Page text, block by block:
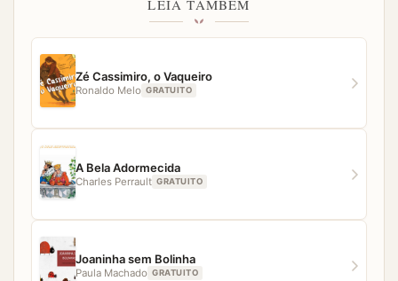
simples, fácil e direto. Porém, caso você tenha
qualquer dificuldade para acessar algum material,
nossa equipe estará pronta para ajudar.
LEIA TAMBÉM
Zé Cassimiro, o Vaqueiro
Ronaldo Melo GRATUITO
A Bela Adormecida
Charles Perrault GRATUITO
Joaninha sem Bolinha
Paula Machado GRATUITO